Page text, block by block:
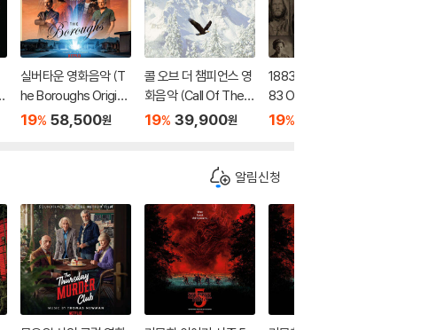
실버타운 영화음악 (T
he Boroughs Origina
l Score From the Ne
19% 58,500원
콜 오브 더 챔피언스 영
화음악 (Call Of The C
hampions OST) [옥
19% 39,900원
1883 드라마 음악 (18
83 OST By Brian Tyl
er / Breton Vivian)
19%
알림신청